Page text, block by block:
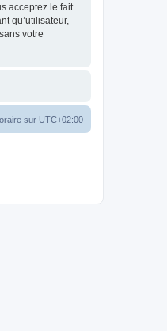
acceptez le fait
qu’utilisateur,
votre
sur UTC+02:00